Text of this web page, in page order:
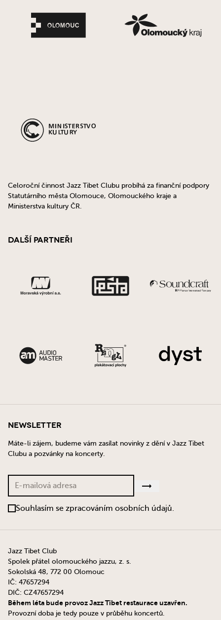
Celoroční činnost Jazz Tibet Clubu probíhá za finanční podpory
Statutárního města Olomouce, Olomouckého kraje a
Ministerstva kultury ČR.
Další partneři
Newsletter
Máte-li zájem, budeme vám zasílat novinky z dění v Jazz Tibet
Clubu a pozvánky na koncerty.
Souhlasím se zpracováním osobních údajů.
Jazz Tibet Club
Spolek přátel olomouckého jazzu, z. s.
Sokolská 48, 772 00 Olomouc
IČ: 47657294
DIČ: CZ47657294
Během léta bude provoz Jazz Tibet restaurace uzavřen.
Provozní doba je tedy pouze v průběhu koncertů.